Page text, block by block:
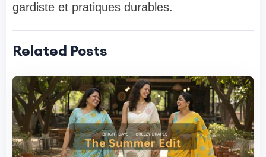
gardiste et pratiques durables.
Related Posts